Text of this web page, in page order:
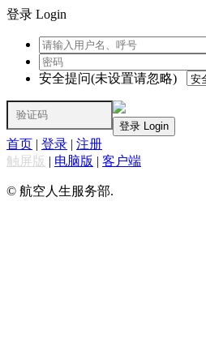
登录 Login
安全提问(未设置请忽略)
登录 Login
首页 | 登录 | 注册
触屏版 | 电脑版 | 客户端
© 航空人生服务部.